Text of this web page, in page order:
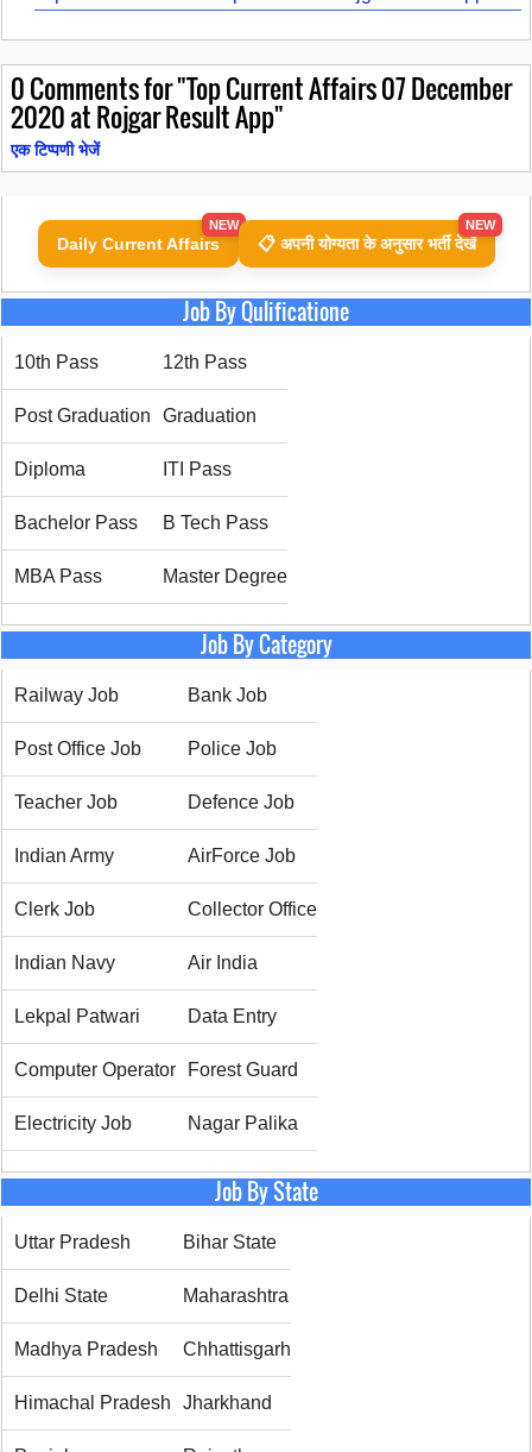
0Comments for "Top Current Affairs 07 December
2020 at Rojgar Result App"
एक टिप्पणी भेजें
Daily Current Affairs
NEW
📋 अपनी योग्यता के अनुसार भर्ती देखें
NEW
Job By Qulificatione
10th Pass 12th Pass
Post Graduation Graduation
Diploma ITI Pass
Bachelor Pass B Tech Pass
MBA Pass Master Degree
Job By Category
Railway Job Bank Job
Post Office Job Police Job
Teacher Job Defence Job
Indian Army AirForce Job
Clerk Job Collector Office
Indian Navy Air India
Lekpal Patwari Data Entry
Computer Operator Forest Guard
Electricity Job Nagar Palika
Job By State
Uttar Pradesh Bihar State
Delhi State Maharashtra
Madhya Pradesh Chhattisgarh
Himachal Pradesh Jharkhand